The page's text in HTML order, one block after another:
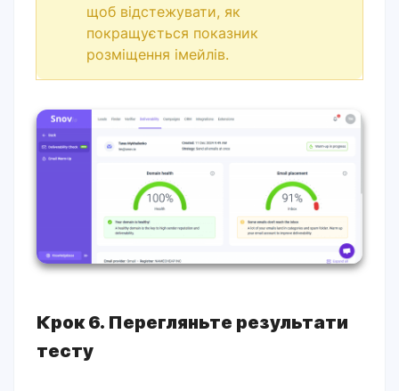
щоб відстежувати, як
покращується показник
розміщення імейлів.
Крок 6. Перегляньте результати
тесту